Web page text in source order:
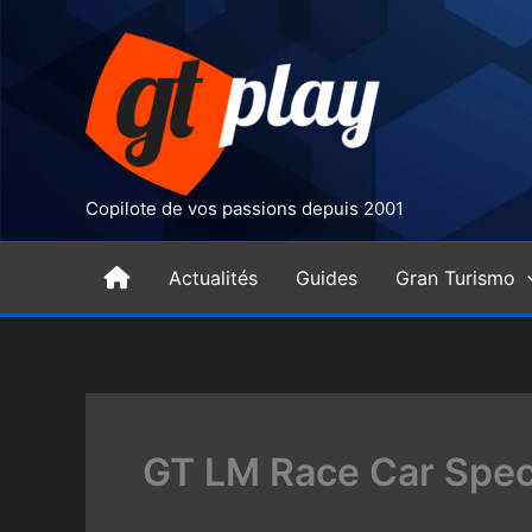
Copilote de vos passions depuis 2001
H Actualités Guides Gran Turismo
GT LM Race Car